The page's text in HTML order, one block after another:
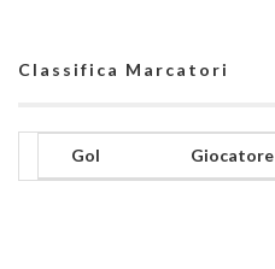
Classifica Marcatori
Gol Giocatore